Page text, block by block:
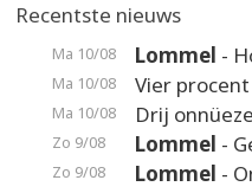
Recentste nieuws
Ma 10/08 Lommel -
Ma 10/08 Vier
Ma 10/08 Drij
Zo 9/08 Lommel -
Zo 9/08 Lommel -